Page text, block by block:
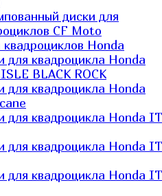
диски для
CF Moto
Honda
для квадроцикла Honda
BLACK ROCK
для квадроцикла Honda
для квадроцикла Honda
для квадроцикла Honda
для квадроцикла Honda